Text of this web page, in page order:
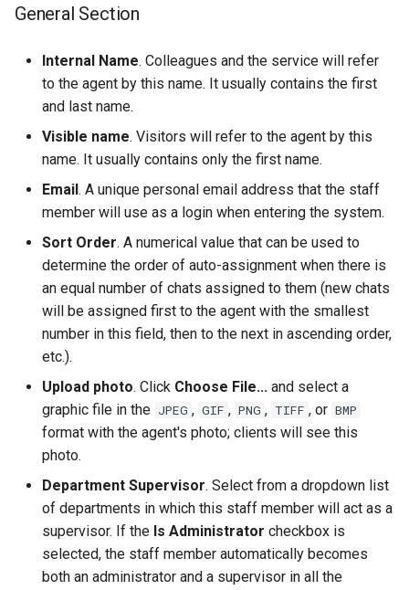
General Section
Internal Name. Colleagues and the service will refer
to the agent by this name. It usually contains the first
and last name.
Visible name. Visitors will refer to the agent by this
name. It usually contains only the first name.
Email. A unique personal email address that the staff
member will use as a login when entering the system.
Sort Order. A numerical value that can be used to
determine the order of auto-assignment when there is
an equal number of chats assigned to them (new chats
will be assigned first to the agent with the smallest
number in this field, then to the next in ascending order,
etc.).
Upload photo. Click Choose File... and select a
graphic file in the JPEG , GIF , PNG , TIFF , or BMP
format with the agent's photo; clients will see this
photo.
Department Supervisor. Select from a dropdown list
of departments in which this staff member will act as a
supervisor. If the Is Administrator checkbox is
selected, the staff member automatically becomes
both an administrator and a supervisor in all the